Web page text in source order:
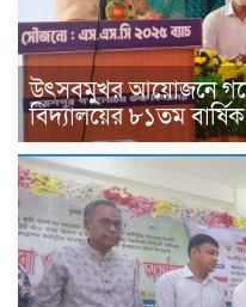
উৎসবমুখর আয়োজনে
বিদ্যালয়ের ৮১তম